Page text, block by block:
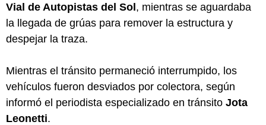
Vial de Autopistas del Sol, mientras se aguardaba
la llegada de grúas para remover la estructura y
despejar la traza.
Mientras el tránsito permaneció interrumpido, los
vehículos fueron desviados por colectora, según
informó el periodista especializado en tránsito Jota
Leonetti.